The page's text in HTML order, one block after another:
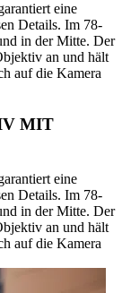
eine
Details. Im 78-
in der Mitte. Der
an und hält
auf die Kamera
MIT
eine
Details. Im 78-
in der Mitte. Der
an und hält
auf die Kamera